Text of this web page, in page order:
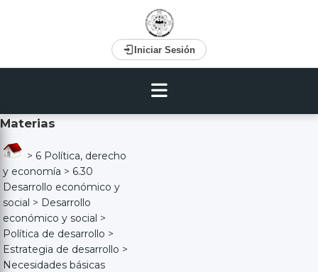
Iniciar Sesión
Materias
> 6 Política, derecho
y economía > 6.30
Desarrollo económico y
social > Desarrollo
económico y social >
Política de desarrollo >
Estrategia de desarrollo >
Necesidades básicas